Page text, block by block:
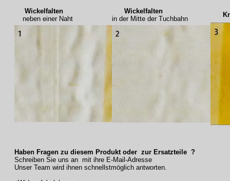
Wickelfalten
neben einer Naht
Wickelfalten
in der Mitte der Tuchbahn
Haben Fragen zu diesem Produkt oder zur Ersatzteile ?
Schreiben Sie uns an mit ihre E-Mail-Adresse
Unser Team wird ihnen schnellstmöglich antworten.